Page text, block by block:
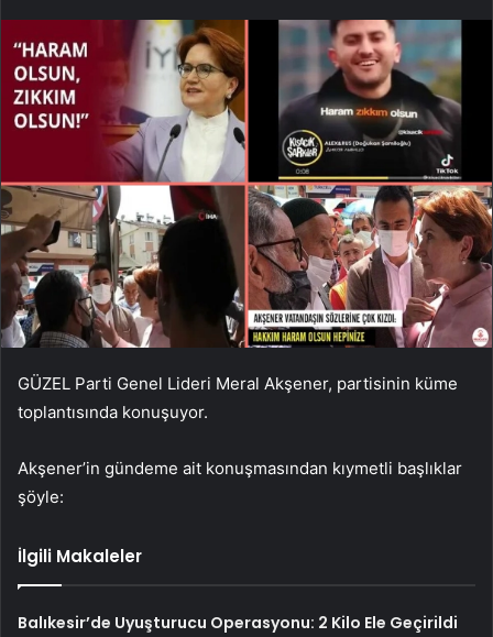
GÜZEL Parti Genel Lideri Meral Akşener, partisinin küme
toplantısında konuşuyor.
Akşener’in gündeme ait konuşmasından kıymetli başlıklar
şöyle:
İlgili Makaleler
Balıkesir’de Uyuşturucu Operasyonu: 2 Kilo Ele Geçirildi